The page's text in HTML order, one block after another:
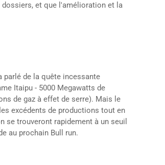
et que l'amélioration et la
parlé de la quête incessante
Itaipu - 5000 Megawatts de
de gaz à effet de serre). Mais le
excédents de productions tout en
trouveront rapidement à un seuil
au prochain Bull run.